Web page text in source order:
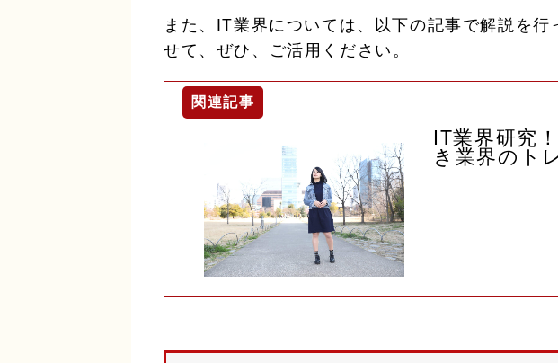
また、IT業界については、以下の記事で解説を行
せて、ぜひ、ご活用ください。
IT業界研究
き業界のト